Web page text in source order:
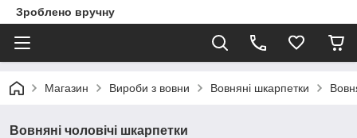
Зроблено вручну
Магазин Вироби з вовни Вовняні шкарпетки
Вовняні чоловічі шкарпетки